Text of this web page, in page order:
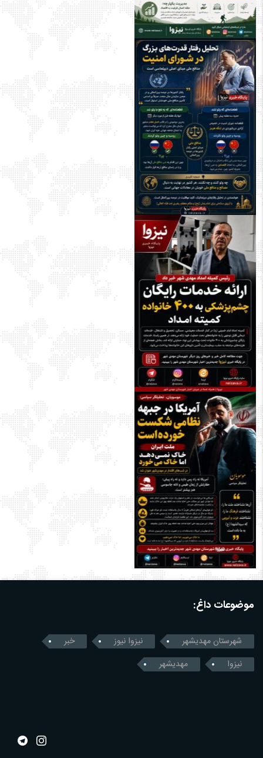
موضوعات داغ:
شهرستان مهدیشهر نیزوا نیوز
خبر
نیزوا
مهدیشهر